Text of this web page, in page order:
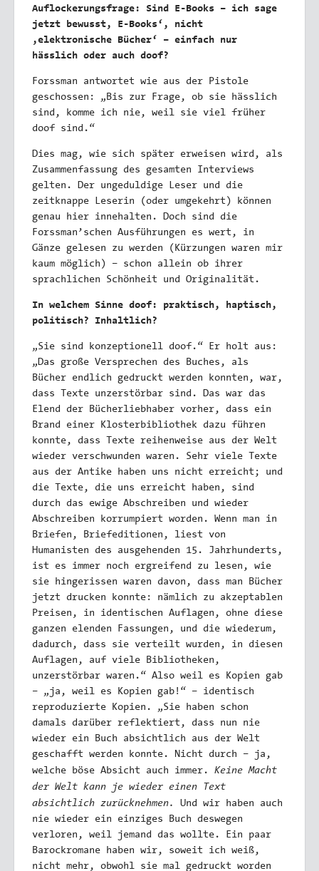
Auflockerungsfrage: Sind E-Books – ich sage
jetzt bewusst, E-Books‘, nicht
,elektronische Bücher‘ – einfach nur
hässlich oder auch doof?
Forssman antwortet wie aus der Pistole
geschossen: „Bis zur Frage, ob sie hässlich
sind, komme ich nie, weil sie viel früher
doof sind.“
Dies mag, wie sich später erweisen wird, als
Zusammenfassung des gesamten Interviews
gelten. Der ungeduldige Leser und die
zeitknappe Leserin (oder umgekehrt) können
genau hier innehalten. Doch sind die
Forssman’schen Ausführungen es wert, in
Gänze gelesen zu werden (Kürzungen waren mir
kaum möglich) – schon allein ob ihrer
sprachlichen Schönheit und Originalität.
In welchem Sinne doof: praktisch, haptisch,
politisch? Inhaltlich?
„Sie sind konzeptionell doof.“ Er holt aus:
„Das große Versprechen des Buches, als
Bücher endlich gedruckt werden konnten, war,
dass Texte unzerstörbar sind. Das war das
Elend der Bücherliebhaber vorher, dass ein
Brand einer Klosterbibliothek dazu führen
konnte, dass Texte reihenweise aus der Welt
wieder verschwunden waren. Sehr viele Texte
aus der Antike haben uns nicht erreicht; und
die Texte, die uns erreicht haben, sind
durch das ewige Abschreiben und wieder
Abschreiben korrumpiert worden. Wenn man in
Briefen, Briefeditionen, liest von
Humanisten des ausgehenden 15. Jahrhunderts,
ist es immer noch ergreifend zu lesen, wie
sie hingerissen waren davon, dass man Bücher
jetzt drucken konnte: nämlich zu akzeptablen
Preisen, in identischen Auflagen, ohne diese
ganzen elenden Fassungen, und die wiederum,
dadurch, dass sie verteilt wurden, in diesen
Auflagen, auf viele Bibliotheken,
unzerstörbar waren.“ Also weil es Kopien gab
– „ja, weil es Kopien gab!“ – identisch
reproduzierte Kopien. „Sie haben schon
damals darüber reflektiert, dass nun nie
wieder ein Buch absichtlich aus der Welt
geschafft werden konnte. Nicht durch – ja,
welche böse Absicht auch immer. Keine Macht
der Welt kann je wieder einen Text
absichtlich zurücknehmen.
Und wir haben auch
nie wieder ein einziges Buch deswegen
verloren, weil jemand das wollte. Ein paar
Barockromane haben wir, soweit ich weiß,
nicht mehr, obwohl sie mal gedruckt worden